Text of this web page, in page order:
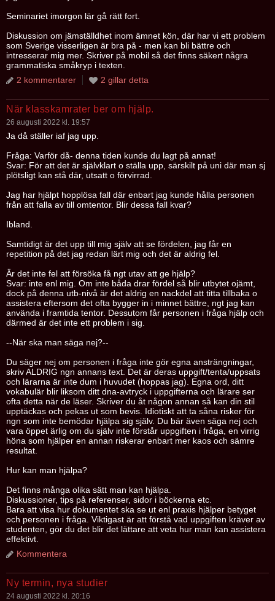
Seminariet imorgon lär gå rätt fort.
Diskussion om jämställdhet inom ämnet kön, där har vi ett problem
som Sverige visserligen är bra på - men kan bli bättre och
intresserar mig mer. Skriver på mobil så det finns säkert några
grammatiska småkryp i texten.
2 kommentarer
2 gillar detta
När klasskamrater ber om hjälp.
26 augusti 2022 kl. 19:57
Ja då ställer iaf jag upp.
Fråga: Varför då- denna tiden kunde du lagt på annat!
Svar: För att det är självklart o ställa upp, särskilt på uni där man sj
plötsligt kan stå där, utsatt o förvirrad.
Jag har hjälpt hopplösa fall där enbart jag kunde hålla personen
från att falla av till omtentor. Blir dessa fall kvar?
Ibland.
Samtidigt är det upp till mig själv att se fördelen, jag får en
repetition på det jag redan lärt mig och det är aldrig fel.
Är det inte fel att försöka få ngt utav att ge hjälp?
Svar: inte enl mig. Om inte båda drar fördel så blir utbytet ojämt,
dock på denna utb-nivå är det aldrig en nackdel att titta tillbaka o
assistera eftersom det ofta bygger in i minnet bättre, ngt jag kan
använda i framtida tentor. Dessutom får personen i fråga hjälp och
därmed är det inte ett problem i sig.
--När ska man säga nej?--
Du säger nej om personen i fråga inte gör egna ansträngningar,
skriv ALDRIG ngn annans text. Det är deras uppgift/tenta/uppsats
och lärarna är inte dum i huvudet (hoppas jag). Egna ord, ditt
vokabulär blir liksom ditt dna-avtryck i uppgifterna och lärare ser
ofta detta när de läser. Skriver du åt någon annan så kan din stil
upptäckas och pekas ut som bevis. Idiotiskt att ta såna risker för
ngn som inte bemödar hjälpa sig själv. Du bär även säga nej och
vara öppet ärlig om du själv inte förstår uppgiften i fråga, en virrig
höna som hjälper en annan riskerar enbart mer kaos och sämre
resultat.
Hur kan man hjälpa?
Det finns många olika sätt man kan hjälpa.
Diskussioner, tips på referenser, sidor i böckerna etc.
Bara att visa hur dokumentet ska se ut enl praxis hjälper betyget
och personen i fråga. Viktigast är att förstå vad uppgiften kräver av
studenten, gör du det blir det lättare att veta hur man kan assistera
effektivt.
Kommentera
Ny termin, nya studier
24 augusti 2022 kl. 20:16